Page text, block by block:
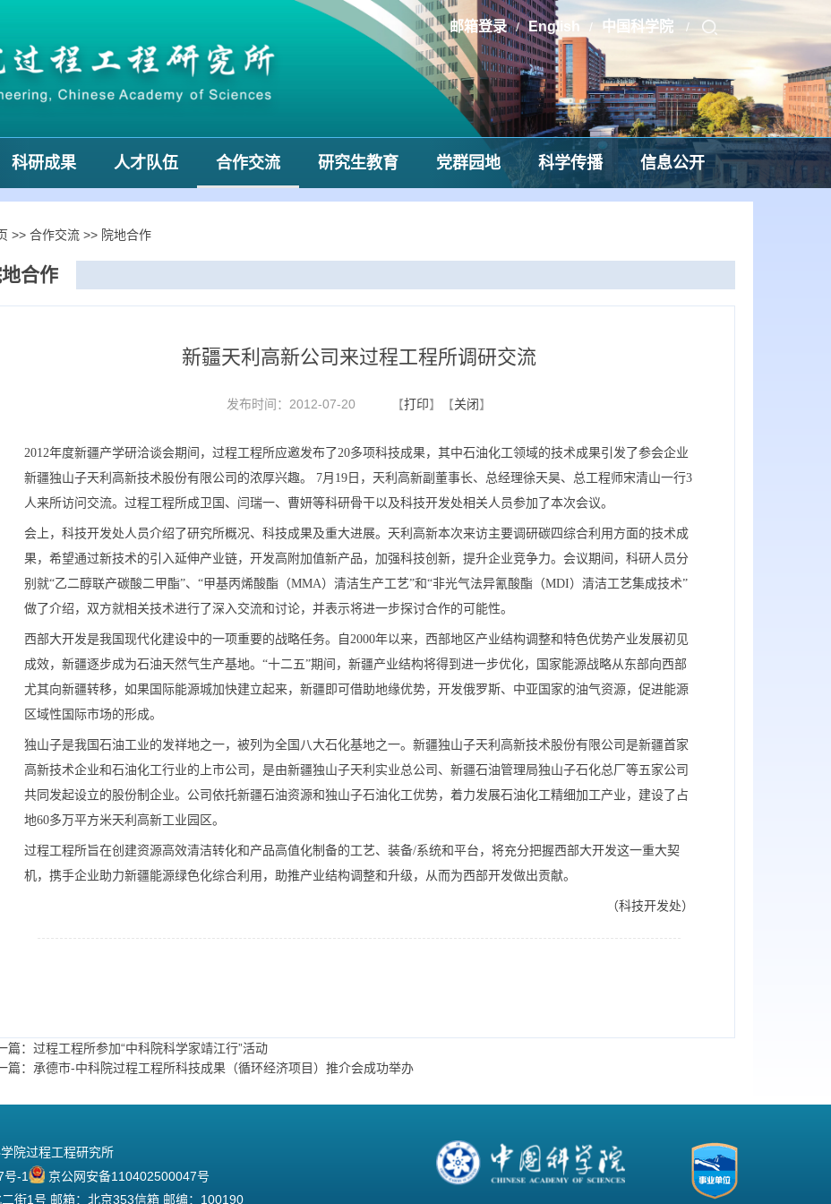
邮箱登录 / English / 中国科学院 /
科研成果 人才队伍 合作交流 研究生教育 党群园地 科学传播 信息公开
>> 合作交流 >> 院地合作
地合作
新疆天利高新公司来过程工程所调研交流
发布时间：2012-07-20 【打印】【关闭】
2012年度新疆产学研洽谈会期间，过程工程所应邀发布了20多项科技成果，其中石油化工领域的技术成果引发了参会企业
新疆独山子天利高新技术股份有限公司的浓厚兴趣。 7月19日，天利高新副董事长、总经理徐天昊、总工程师宋清山一行3
人来所访问交流。过程工程所成卫国、闫瑞一、曹妍等科研骨干以及科技开发处相关人员参加了本次会议。
会上，科技开发处人员介绍了研究所概况、科技成果及重大进展。天利高新本次来访主要调研碳四综合利用方面的技术成
果，希望通过新技术的引入延伸产业链，开发高附加值新产品，加强科技创新，提升企业竞争力。会议期间，科研人员分
别就“乙二醇联产碳酸二甲酯”、“甲基丙烯酸酯（MMA）清洁生产工艺”和“非光气法异氰酸酯（MDI）清洁工艺集成技术”
做了介绍，双方就相关技术进行了深入交流和讨论，并表示将进一步探讨合作的可能性。
西部大开发是我国现代化建设中的一项重要的战略任务。自2000年以来，西部地区产业结构调整和特色优势产业发展初见
成效，新疆逐步成为石油天然气生产基地。“十二五”期间，新疆产业结构将得到进一步优化，国家能源战略从东部向西部
尤其向新疆转移，如果国际能源城加快建立起来，新疆即可借助地缘优势，开发俄罗斯、中亚国家的油气资源，促进能源
区域性国际市场的形成。
独山子是我国石油工业的发祥地之一，被列为全国八大石化基地之一。新疆独山子天利高新技术股份有限公司是新疆首家
高新技术企业和石油化工行业的上市公司，是由新疆独山子天利实业总公司、新疆石油管理局独山子石化总厂等五家公司
共同发起设立的股份制企业。公司依托新疆石油资源和独山子石油化工优势，着力发展石油化工精细加工产业，建设了占
地60多万平方米天利高新工业园区。
过程工程所旨在创建资源高效清洁转化和产品高值化制备的工艺、装备/系统和平台，将充分把握西部大开发这一重大契
机，携手企业助力新疆能源绿色化综合利用，助推产业结构调整和升级，从而为西部开发做出贡献。
（科技开发处）
篇：过程工程所参加“中科院科学家靖江行”活动
篇：承德市-中科院过程工程所科技成果（循环经济项目）推介会成功举办
院过程工程研究所
号-1
京公网安备110402500047号
街1号 邮箱：北京353信箱 邮编：100190